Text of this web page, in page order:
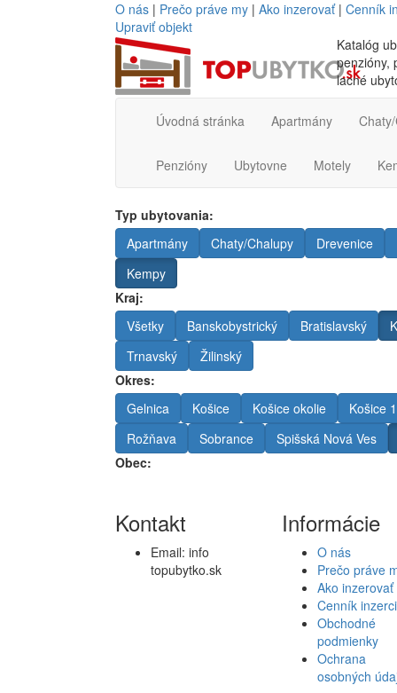
O nás | Prečo práve my | Ako inzerovať| Cenník
Upraviť objekt
Katalóg
penzióny,
lacné
Úvodná stránka Apartmány
Penzióny Ubytovne Motely
Typ ubytovania:
Apartmány
Chaty/Chalupy Drevenice
Kempy
Kraj:
Všetky
Banskobystrický Bratislavský
Trnavský
Žilinský
Okres:
Gelnica
Košice Košice okolie
Košice 1
Rožňava
Sobrance
Spišská Nová Ves
Obec:
Kontakt
Email: info
topubytko.sk
Informácie
O nás
Prečo práve
Ako inzerovať
Cenník
Obchodné
podmienky
Ochrana
osobných